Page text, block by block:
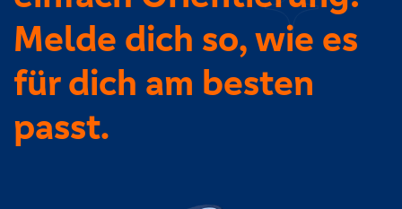
Melde dich so, wie es
für dich am besten
passt.